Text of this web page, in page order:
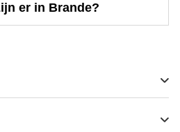
er in Brande?